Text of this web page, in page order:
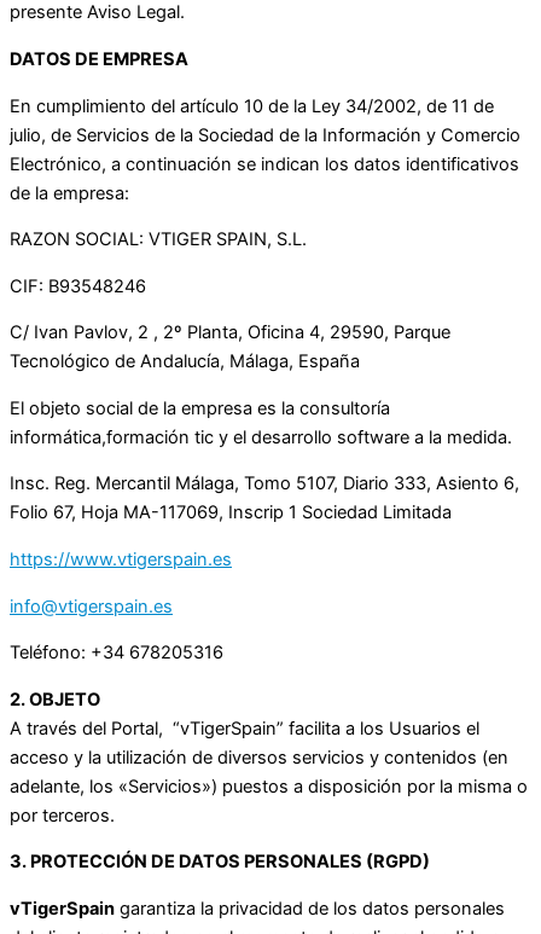
presente Aviso Legal.
DATOS DE EMPRESA
En cumplimiento del artículo 10 de la Ley 34/2002, de 11 de
julio, de Servicios de la Sociedad de la Información y Comercio
Electrónico, a continuación se indican los datos identificativos
de la empresa:
RAZON SOCIAL: VTIGER SPAIN, S.L.
CIF: B93548246
C/ Ivan Pavlov, 2 , 2º Planta, Oficina 4, 29590, Parque
Tecnológico de Andalucía, Málaga, España
El objeto social de la empresa es la consultoría
informática,formación tic y el desarrollo software a la medida.
Insc. Reg. Mercantil Málaga, Tomo 5107, Diario 333, Asiento 6,
Folio 67, Hoja MA-117069, Inscrip 1 Sociedad Limitada
https://www.vtigerspain.es
info@vtigerspain.es
Teléfono: +34 678205316
2. OBJETO
A través del Portal, “vTigerSpain” facilita a los Usuarios el
acceso y la utilización de diversos servicios y contenidos (en
adelante, los «Servicios») puestos a disposición por la misma o
por terceros.
3. PROTECCIÓN DE DATOS PERSONALES (RGPD)
vTigerSpain garantiza la privacidad de los datos personales